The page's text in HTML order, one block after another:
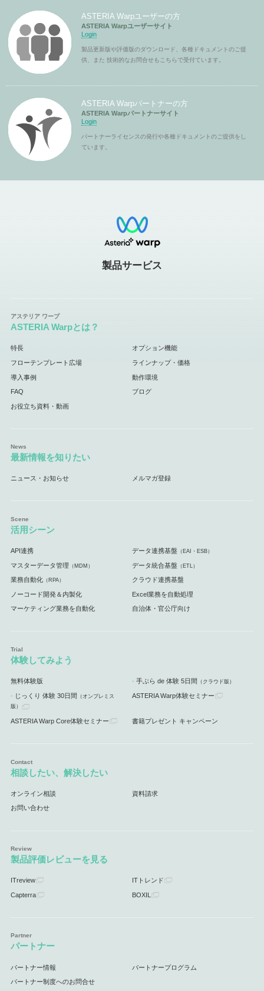
ASTERIA Warpユーザーの方
ASTERIA Warpユーザーサイト
Login
製品更新版や評価版のダウンロード、各種ドキュメントのご提
供、また 技術的なお問合せもこちらで受付ています。
ASTERIA Warpパートナーの方
ASTERIA Warpパートナーサイト
Login
パートナーライセンスの発行や各種ドキュメントのご提供をし
ています。
製品サービス
ASTERIA Warpとは？
特長 オプション機能
フローテンプレート広場 ラインナップ・価格
導入事例 動作環境
FAQ ブログ
お役立ち資料・動画
最新情報を知りたい
ニュース・お知らせ メルマガ登録
活用シーン
API連携 データ連携基盤 （EAI・ESB）
マスターデータ管理 （MDM） データ統合基盤 （ETL）
業務自動化（RPA） クラウド連携基盤
ノーコード開発＆内製化 Excel業務を自動処理
マーケティング業務を自動化 自治体・官公庁向け
体験してみよう
無料体験版 手ぶら de 体験 5日間 （クラウド版）
じっくり 体験 30日間 （オンプレミス
版）
ASTERIA Warp体験セミナー
ASTERIA Warp Core体験セミナー 書籍プレゼント キャンペーン
相談したい、解決したい
オンライン相談 資料請求
お問い合わせ
製品評価レビューを見る
ITreview ITトレンド
Capterra BOXIL
パートナー
パートナー情報 パートナープログラム
パートナー制度へのお問合せ